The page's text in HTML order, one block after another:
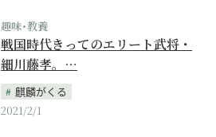
趣味･教養
戦国時代きってのエリート武将・
細川藤孝。…
麒麟がくる
2021/2/1